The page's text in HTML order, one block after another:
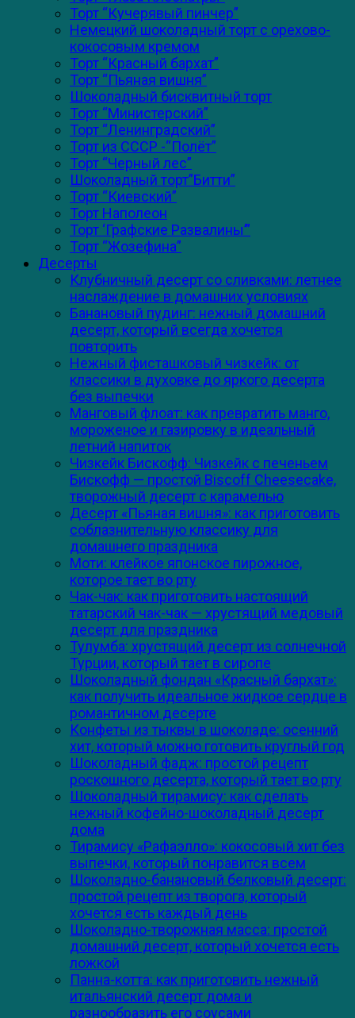
Торт “Кучерявый пинчер”
Немецкий шоколадный торт с орехово-
кокосовым кремом
Торт “Красный бархат”
Торт “Пьяная вишня”
Шоколадный бисквитный торт
Торт “Министерский”
Торт “Ленинградский”
Торт из СССР -“Полёт”
Торт “Черный лес”
Шоколадный торт”Битти”
Торт “Киевский”
Торт Наполеон
Торт ‘Графские Развалины’”
Торт “Жозефина”
Десерты
Клубничный десерт со сливками: летнее
наслаждение в домашних условиях
Банановый пудинг: нежный домашний
десерт, который всегда хочется
повторить
Нежный фисташковый чизкейк: от
классики в духовке до яркого десерта
без выпечки
Манговый флоат: как превратить манго,
мороженое и газировку в идеальный
летний напиток
Чизкейк Бискофф: Чизкейк с печеньем
Бискофф — простой Biscoff Cheesecake,
творожный десерт с карамелью
Десерт «Пьяная вишня»: как приготовить
соблазнительную классику для
домашнего праздника
Моти: клейкое японское пирожное,
которое тает во рту
Чак-чак: как приготовить настоящий
татарский чак-чак — хрустящий медовый
десерт для праздника
Тулумба: хрустящий десерт из солнечной
Турции, который тает в сиропе
Шоколадный фондан «Красный бархат»:
как получить идеальное жидкое сердце в
романтичном десерте
Конфеты из тыквы в шоколаде: осенний
хит, который можно готовить круглый год
Шоколадный фадж: простой рецепт
роскошного десерта, который тает во рту
Шоколадный тирамису: как сделать
нежный кофейно-шоколадный десерт
дома
Тирамису «Рафаэлло»: кокосовый хит без
выпечки, который понравится всем
Шоколадно-банановый белковый десерт:
простой рецепт из творога, который
хочется есть каждый день
Шоколадно-творожная масса: простой
домашний десерт, который хочется есть
ложкой
Панна-котта: как приготовить нежный
итальянский десерт дома и
разнообразить его соусами